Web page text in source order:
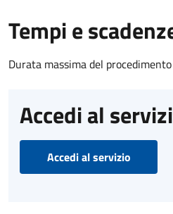
Tempi e
Durata massima del
Accedi al
Accedi al servizio